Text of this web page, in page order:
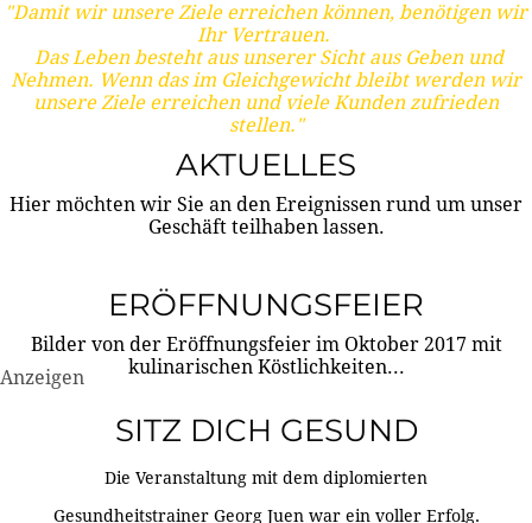
"Damit wir unsere Ziele erreichen können, benötigen wir
Ihr Vertrauen.
Das Leben besteht aus unserer Sicht aus Geben und
Nehmen. Wenn das im Gleichgewicht bleibt werden wir
unsere Ziele erreichen und viele Kunden zufrieden
stellen."
AKTUELLES
Hier möchten wir Sie an den Ereignissen rund um unser
Geschäft teilhaben lassen.
ERÖFFNUNGSFEIER
Bilder von der Eröffnungsfeier im Oktober 2017 mit
kulinarischen Köstlichkeiten...
Anzeigen
SITZ DICH GESUND
Die Veranstaltung mit dem diplomierten
Gesundheitstrainer Georg Juen war ein voller Erfolg.